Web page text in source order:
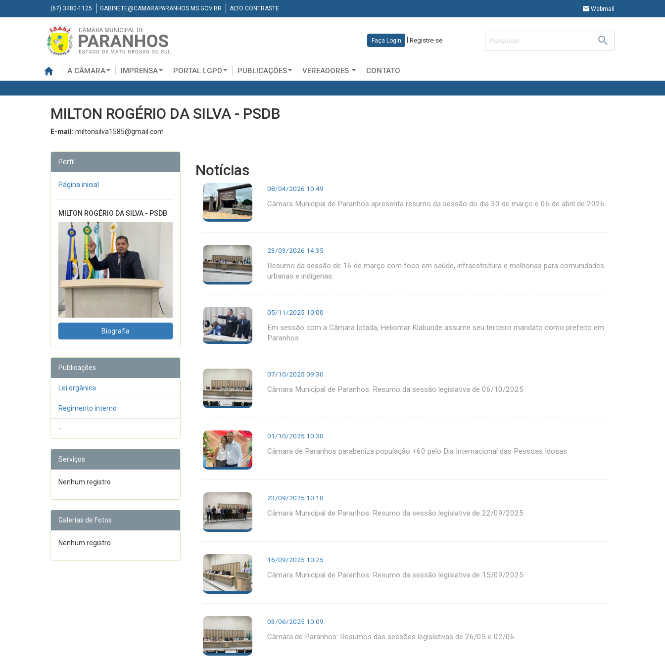
(67) 3480-1125 GABINETE@CAMARAPARANHOS.MS.GOV.BR ALTO CONTRASTE Webmail
Faça Login Registre-se
A CÂMARA IMPRENSA PORTAL LGPD PUBLICAÇÕES VEREADORES CONTATO
MILTON ROGÉRIO DA SILVA - PSDB
E-mail: miltonsilva1585@gmail.com
Perfil
Página inicial
MILTON ROGÉRIO DA SILVA - PSDB
Biografia
Publicações
Lei orgânica
Regimento interno
-
Serviços
Nenhum registro
Galerias de Fotos
Nenhum registro
Notícias
08/04/2026 10:49
Câmara Municipal de Paranhos apresenta resumo da sessão do dia 30 de março e 06 de abril de 2026.
23/03/2026 14:35
Resumo da sessão de 16 de março com foco em saúde, infraestrutura e melhorias para comunidades
urbanas e indígenas.
05/11/2025 10:00
Em sessão com a Câmara lotada, Heliomar Klabunde assume seu terceiro mandato como prefeito em
Paranhos
07/10/2025 09:30
Câmara Municipal de Paranhos: Resumo da sessão legislativa de 06/10/2025
01/10/2025 10:30
Câmara de Paranhos parabeniza população +60 pelo Dia Internacional das Pessoas Idosas
23/09/2025 10:10
Câmara Municipal de Paranhos: Resumo da sessão legislativa de 22/09/2025
16/09/2025 10:25
Câmara Municipal de Paranhos: Resumo da sessão legislativa de 15/09/2025
03/06/2025 10:09
Câmara de Paranhos: Resumos das sessões legislativas de 26/05 e 02/06